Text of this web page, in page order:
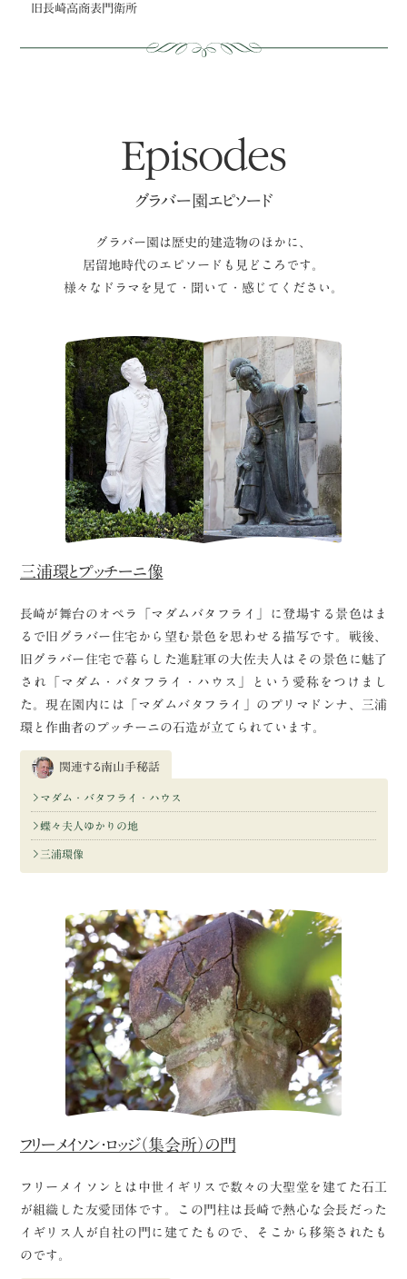
旧長崎高商表門衛所
Episodes
グラバー園エピソード
グラバー園は歴史的建造物のほかに、
居留地時代のエピソードも見どころです。
様々なドラマを見て・聞いて・感じてください。
三浦環とプッチーニ像
長崎が舞台のオペラ「マダムバタフライ」に登場する景色はま
るで旧グラバー住宅から望む景色を思わせる描写です。戦後、
旧グラバー住宅で暮らした進駐軍の大佐夫人はその景色に魅了
され「マダム・バタフライ・ハウス」という愛称をつけまし
た。現在園内には「マダムバタフライ」のプリマドンナ、三浦
環と作曲者のプッチーニの石造が立てられています。
関連する南山手秘話
マダム・バタフライ・ハウス
蝶々夫人ゆかりの地
三浦環像
フリーメイソン・ロッジ（集会所）の門
フリーメイソンとは中世イギリスで数々の大聖堂を建てた石工
が組織した友愛団体です。この門柱は長崎で熱心な会長だった
イギリス人が自社の門に建てたもので、そこから移築されたも
のです。